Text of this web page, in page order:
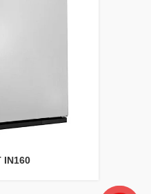
IN160